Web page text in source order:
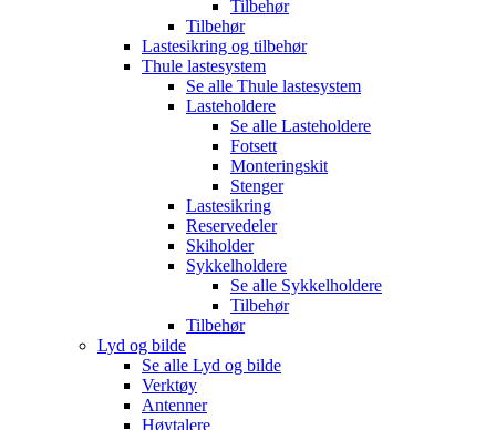
Tilbehør
Tilbehør
Lastesikring og tilbehør
Thule lastesystem
Se alle Thule lastesystem
Lasteholdere
Se alle Lasteholdere
Fotsett
Monteringskit
Stenger
Lastesikring
Reservedeler
Skiholder
Sykkelholdere
Se alle Sykkelholdere
Tilbehør
Tilbehør
Lyd og bilde
Se alle Lyd og bilde
Verktøy
Antenner
Høytalere